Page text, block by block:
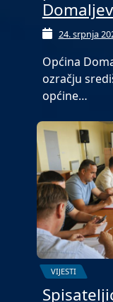
24. srpnja
Općina
ozračju
općine…
VIJESTI